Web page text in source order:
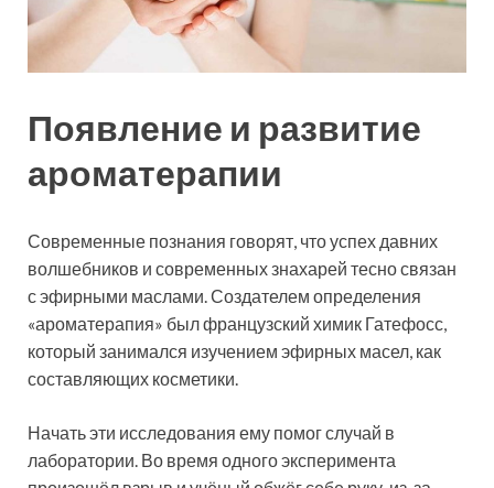
Появление и развитие
ароматерапии
Современные познания говорят, что успех давних
волшебников и современных знахарей тесно связан
с эфирными маслами. Создателем определения
«ароматерапия» был французский химик Гатефосс,
который занимался изучением эфирных масел, как
составляющих косметики.
Начать эти исследования ему помог случай в
лаборатории. Во время одного эксперимента